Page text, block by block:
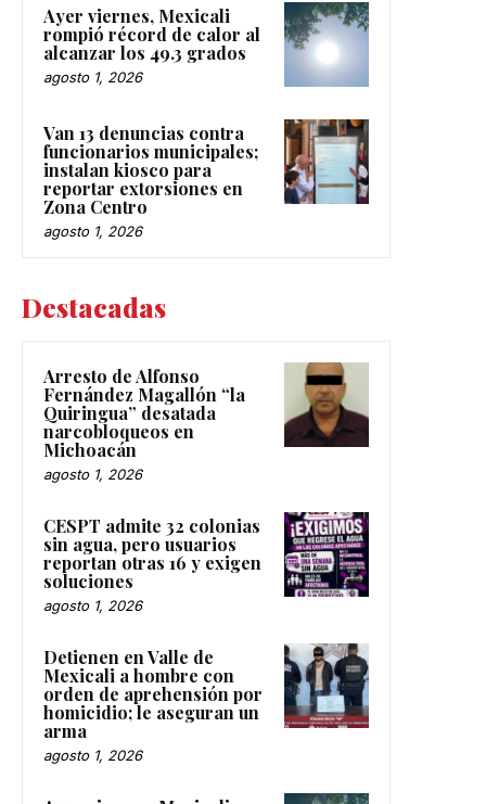
Ayer viernes, Mexicali
rompió récord de calor al
alcanzar los 49.3 grados
agosto 1, 2026
Van 13 denuncias contra
funcionarios municipales;
instalan kiosco para
reportar extorsiones en
Zona Centro
agosto 1, 2026
Destacadas
Arresto de Alfonso
Fernández Magallón “la
Quiringua” desatada
narcobloqueos en
Michoacán
agosto 1, 2026
CESPT admite 32 colonias
sin agua, pero usuarios
reportan otras 16 y exigen
soluciones
agosto 1, 2026
Detienen en Valle de
Mexicali a hombre con
orden de aprehensión por
homicidio; le aseguran un
arma
agosto 1, 2026